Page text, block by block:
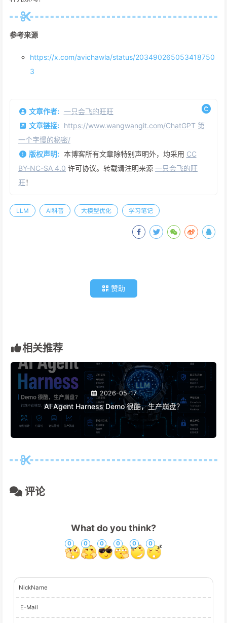
参考来源
https://x.com/avichawla/status/203490265053418750
3
文章作者: 一只会飞的旺旺
文章链接: https://www.wangwangit.com/ChatGPT 第
一个字慢的秘密/
版权声明: 本博客所有文章除特别声明外，均采用 CC
BY-NC-SA 4.0 许可协议。转载请注明来源 一只会飞的旺
旺！
LLM AI科普 大模型优化 学习笔记
赞助
相关推荐
2026-05-17
AI Agent Harness Demo 很酷，生产崩盘？
评论
What do you think?
0 0 0 0 0 0
NickName
E-Mail